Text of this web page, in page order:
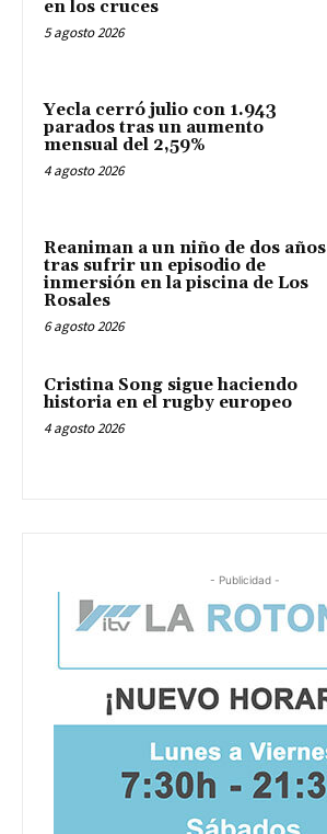
en los cruces
5 agosto 2026
Yecla cerró julio con 1.943
parados tras un aumento
mensual del 2,59%
4 agosto 2026
Reaniman a un niño de dos años
tras sufrir un episodio de
inmersión en la piscina de Los
Rosales
6 agosto 2026
Cristina Song sigue haciendo
historia en el rugby europeo
4 agosto 2026
- Publicidad -